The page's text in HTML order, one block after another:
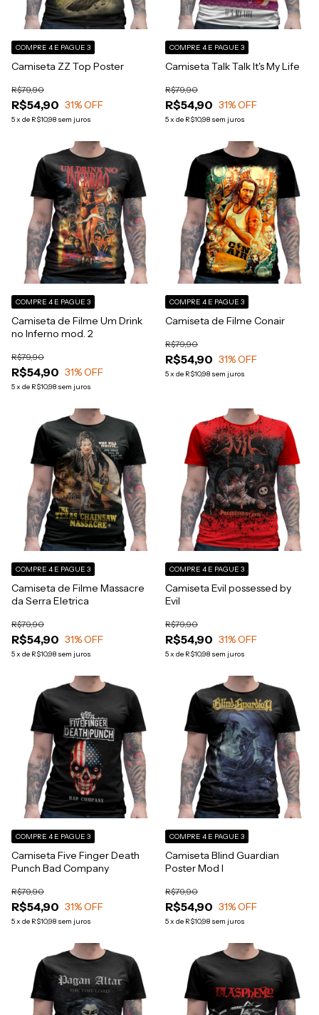
Camiseta ZZ Top Poster
R$54,90
R$79,90
31% OFF
5x de R$10,98 sem juros
COMPRE 4 E PAGUE 3
Camiseta Talk Talk It's My Life
R$54,90
R$79,90
31% OFF
5x de R$10,98 sem juros
COMPRE 4 E PAGUE 3
Camiseta de Filme Um Drink
no Inferno mod. 2
R$54,90
R$79,90
31% OFF
5x de R$10,98 sem juros
COMPRE 4 E PAGUE 3
Camiseta de Filme Conair
R$54,90
R$79,90
31% OFF
5x de R$10,98 sem juros
COMPRE 4 E PAGUE 3
Camiseta de Filme Massacre
da Serra Eletrica
R$54,90
R$79,90
31% OFF
5x de R$10,98 sem juros
COMPRE 4 E PAGUE 3
Camiseta Evil possessed by
Evil
R$54,90
R$79,90
31% OFF
5x de R$10,98 sem juros
COMPRE 4 E PAGUE 3
Camiseta Five Finger Death
Punch Bad Company
R$54,90
R$79,90
31% OFF
5x de R$10,98 sem juros
COMPRE 4 E PAGUE 3
Camiseta Blind Guardian
Poster Mod I
R$54,90
R$79,90
31% OFF
5x de R$10,98 sem juros
COMPRE 4 E PAGUE 3